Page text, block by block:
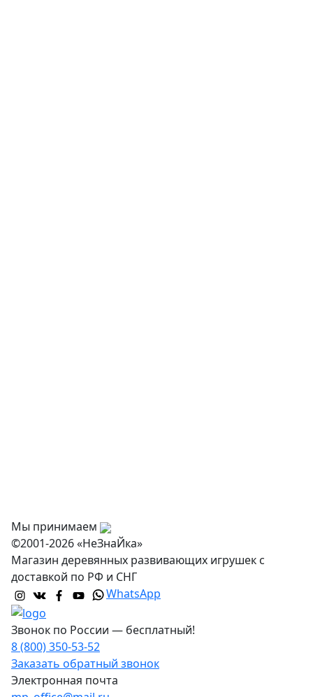
Мы принимаем
©2001-2026 «НеЗнаЙка»
Магазин деревянных развивающих игрушек с
доставкой по РФ и СНГ
WhatsApp
Звонок по России — бесплатный!
8 (800) 350-53-52
Заказать обратный звонок
Электронная почта